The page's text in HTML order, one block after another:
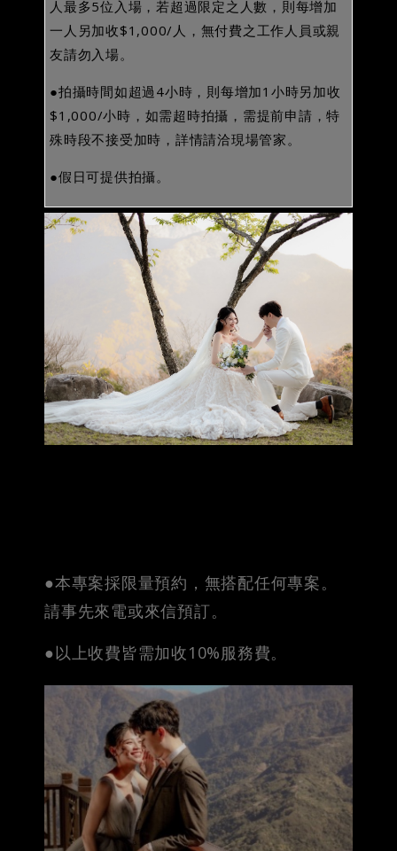
人最多5位入場，若超過限定之人數，則每增加
一人另加收$1,000/人，無付費之工作人員或親
友請勿入場。
●拍攝時間如超過4小時，則每增加1小時另加收
$1,000/小時，如需超時拍攝，需提前申請，特
殊時段不接受加時，詳情請洽現場管家。
●假日可提供拍攝。
●本專案採限量預約，無搭配任何專案。
請事先來電或來信預訂。
●以上收費皆需加收10%服務費。